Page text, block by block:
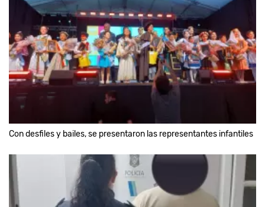
Con desfiles y bailes, se presentaron las representantes infantiles